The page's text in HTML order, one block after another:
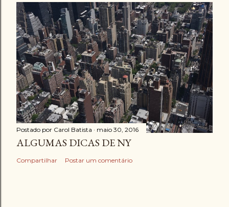
Postado por Carol Batista maio 30, 2016
ALGUMAS DICAS DE NY
Compartilhar Postar um comentário